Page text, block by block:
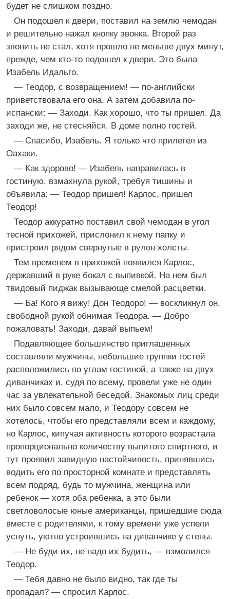
будет не слишком поздно.
Он подошел к двери, поставил на землю чемодан
и решительно нажал кнопку звонка. Второй раз
звонить не стал, хотя прошло не меньше двух минут,
прежде, чем кто-то подошел к двери. Это была
Изабель Идальго.
— Теодор, с возвращением! — по-английски
приветствовала его она. А затем добавила по-
испански: — Заходи. Как хорошо, что ты пришел. Да
заходи же, не стесняйся. В доме полно гостей.
— Спасибо, Изабель. Я только что прилетел из
Оахаки.
— Как здорово! — Изабель направилась в
гостиную, взмахнула рукой, требуя тишины и
объявила: — Теодор пришел! Карлос, пришел
Теодор!
Теодор аккуратно поставил свой чемодан в угол
тесной прихожей, прислонил к нему папку и
пристроил рядом свернутые в рулон холсты.
Тем временем в прихожей появился Карлос,
державший в руке бокал с выпивкой. На нем был
твидовый пиджак вызывающе смелой расцветки.
— Ба! Кого я вижу! Дон Теодоро! — воскликнул он,
свободной рукой обнимая Теодора. — Добро
пожаловать! Заходи, давай выпьем!
Подавляющее большинство приглашенных
составляли мужчины, небольшие группки гостей
расположились по углам гостиной, а также на двух
диванчиках и, судя по всему, провели уже не один
час за увлекательной беседой. Знакомых лиц среди
них было совсем мало, и Теодору совсем не
хотелось, чтобы его представляли всем и каждому,
но Карлос, кипучая активность которого возрастала
пропорционально количеству выпитого спиртного, и
тут проявил завидную настойчивость, принявшись
водить его по просторной комнате и представлять
всем подряд, будь то мужчина, женщина или
ребенок — хотя оба ребенка, а это были
светловолосые юные американцы, пришедшие сюда
вместе с родителями, к тому времени уже успели
уснуть, уютно устроившись на диванчике у стены.
— Не буди их, не надо их будить, — взмолился
Теодор.
— Тебя давно не было видно, так где ты
пропадал? — спросил Карлос.